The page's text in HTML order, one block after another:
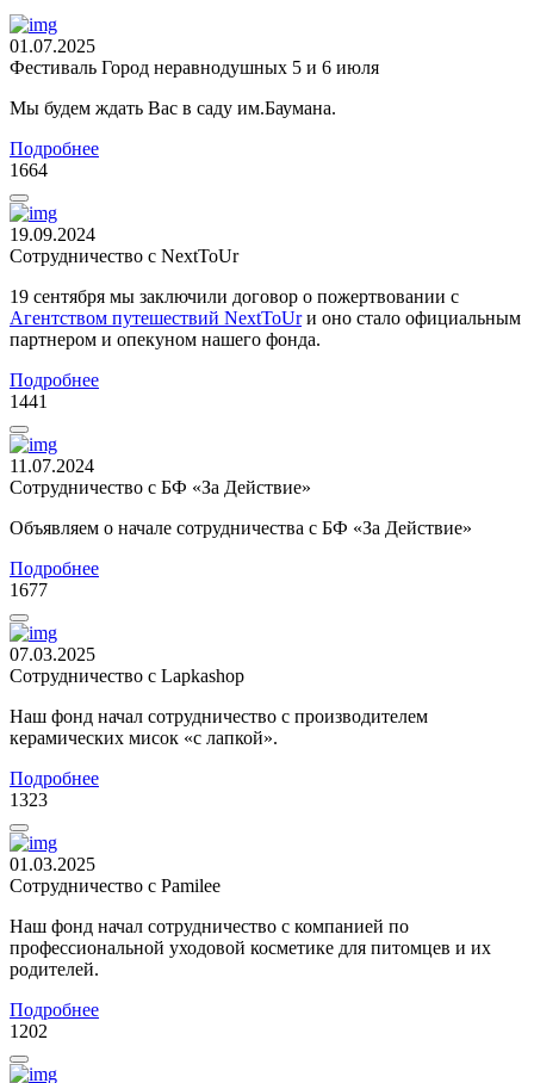
01.07.2025
Фестиваль Город неравнодушных 5 и 6 июля
Мы будем ждать Вас в саду им.Баумана.
Подробнее
1664
19.09.2024
Сотрудничество с NextToUr
19 сентября мы заключили договор о пожертвовании с
Агентством путешествий NextToUrи оно стало официальным
партнером и опекуном нашего фонда.
Подробнее
1441
11.07.2024
Сотрудничество с БФ «За Действие»
Объявляем о начале сотрудничества с БФ «За Действие»
Подробнее
1677
07.03.2025
Сотрудничество с Lapkashop
Наш фонд начал сотрудничество с производителем
керамических мисок «с лапкой».
Подробнее
1323
01.03.2025
Сотрудничество с Pamilee
Наш фонд начал сотрудничество с компанией по
профессиональной уходовой косметике для питомцев и их
родителей.
Подробнее
1202